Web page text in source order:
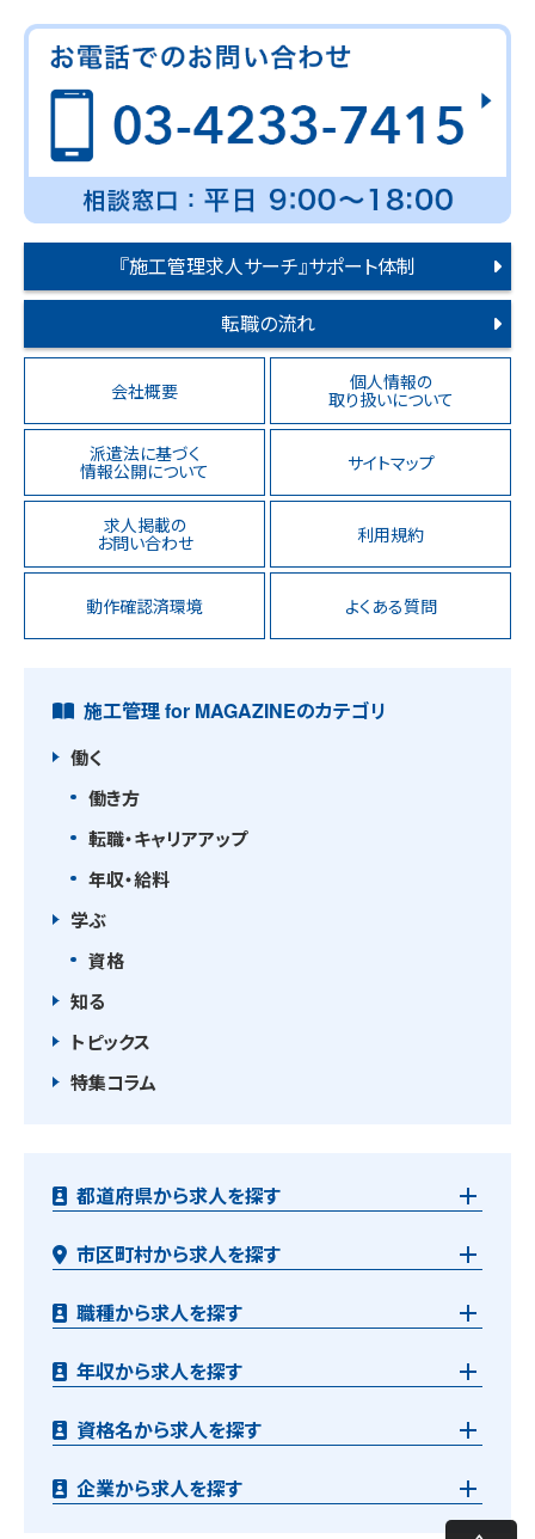
『施工管理求人サーチ』サポート体制
転職の流れ
会社概要 個人情報の
取り扱いについて
派遣法に基づく
情報公開について サイトマップ
求人掲載の
お問い合わせ 利用規約
動作確認済環境 よくある質問
施工管理 for MAGAZINEのカテゴリ
働く
働き方
転職・キャリアアップ
年収・給料
学ぶ
資格
知る
トピックス
特集コラム
都道府県から求人を探す
市区町村から求人を探す
職種から求人を探す
年収から求人を探す
資格名から求人を探す
企業から求人を探す